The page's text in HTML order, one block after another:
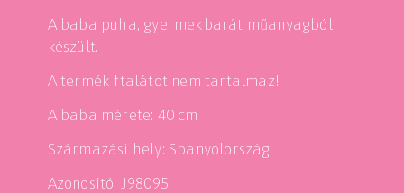
A baba puha, gyermekbarát műanyagból
készült.
A termék ftalátot nem tartalmaz!
A baba mérete: 40 cm
Származási hely: Spanyolország
Azonosító: J98095